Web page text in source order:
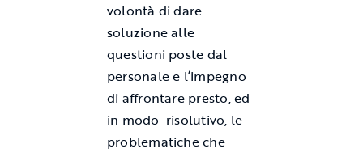
volontà di dare
soluzione alle
questioni poste dal
personale e l’impegno
di affrontare presto, ed
in modo risolutivo, le
problematiche che